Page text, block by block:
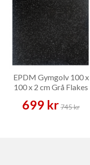
EPDM Gymgolv 100 x
100 x 2 cm Grå Flakes
699 kr745 kr